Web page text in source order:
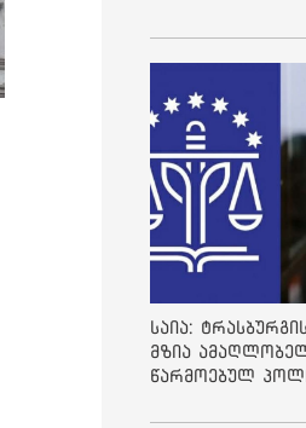
საია:
მზია
წარმოებულ
მეოთხე